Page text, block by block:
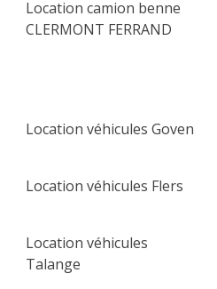
septembre 2026
me je
ve
23 24 25
Location véhicules Goven
Location véhicules Flers
Location véhicules
Talange
Location camion benne
CLERMONT FERRAND